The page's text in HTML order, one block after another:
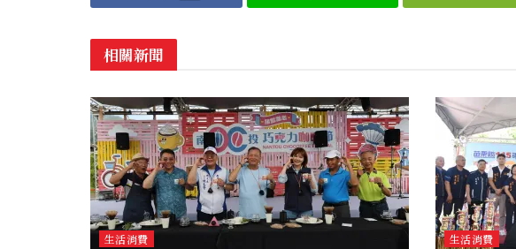
相關新聞
生活消費 生活消費